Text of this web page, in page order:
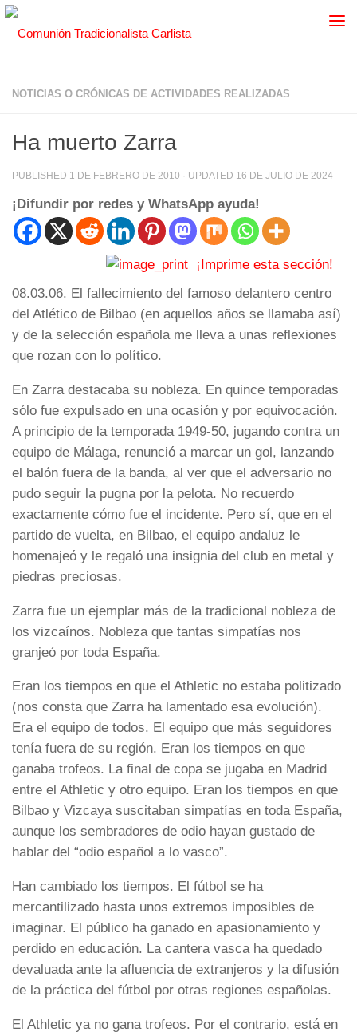
NOTICIAS O CRÓNICAS DE ACTIVIDADES REALIZADAS
Ha muerto Zarra
PUBLISHED 1 DE FEBRERO DE 2010 · UPDATED 16 DE JULIO DE 2024
¡Difundir por redes y WhatsApp ayuda!
¡Imprime esta sección!
08.03.06. El fallecimiento del famoso delantero centro
del Atlético de Bilbao (en aquellos años se llamaba así)
y de la selección española me lleva a unas reflexiones
que rozan con lo político.
En Zarra destacaba su nobleza. En quince temporadas
sólo fue expulsado en una ocasión y por equivocación.
A principio de la temporada 1949-50, jugando contra un
equipo de Málaga, renunció a marcar un gol, lanzando
el balón fuera de la banda, al ver que el adversario no
pudo seguir la pugna por la pelota. No recuerdo
exactamente cómo fue el incidente. Pero sí, que en el
partido de vuelta, en Bilbao, el equipo andaluz le
homenajeó y le regaló una insignia del club en metal y
piedras preciosas.
Zarra fue un ejemplar más de la tradicional nobleza de
los vizcaínos. Nobleza que tantas simpatías nos
granjeó por toda España.
Eran los tiempos en que el Athletic no estaba politizado
(nos consta que Zarra ha lamentado esa evolución).
Era el equipo de todos. El equipo que más seguidores
tenía fuera de su región. Eran los tiempos en que
ganaba trofeos. La final de copa se jugaba en Madrid
entre el Athletic y otro equipo. Eran los tiempos en que
Bilbao y Vizcaya suscitaban simpatías en toda España,
aunque los sembradores de odio hayan gustado de
hablar del “odio español a lo vasco”.
Han cambiado los tiempos. El fútbol se ha
mercantilizado hasta unos extremos imposibles de
imaginar. El público ha ganado en apasionamiento y
perdido en educación. La cantera vasca ha quedado
devaluada ante la afluencia de extranjeros y la difusión
de la práctica del fútbol por otras regiones españolas.
El Athletic ya no gana trofeos. Por el contrario, está en